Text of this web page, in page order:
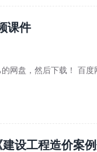
课件
网盘，然后下载！ 百
设工程造价案